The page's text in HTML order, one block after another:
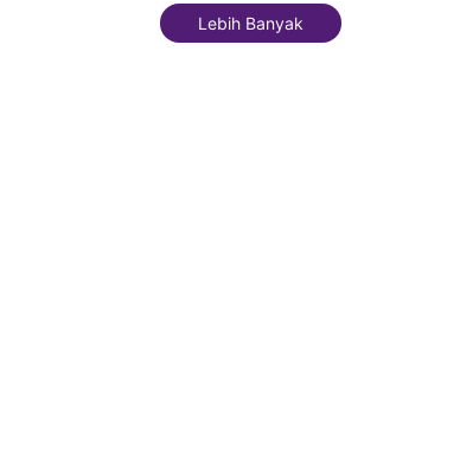
Lebih Banyak